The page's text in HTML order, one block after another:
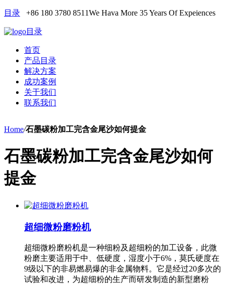
目录 +86 180 3780 8511We Hava More 35 Years Of Expeiences
目录
首页
产品目录
解决方案
成功案例
关于我们
联系我们
Home/石墨碳粉加工完含金尾沙如何提金
石墨碳粉加工完含金尾沙如何
提金
超细微粉磨粉机
超细微粉磨粉机是一种细粉及超细粉的加工设备，此微
粉磨主要适用于中、低硬度，湿度小于6%，莫氏硬度在
9级以下的非易燃易爆的非金属物料。它是经过20多次的
试验和改进，为超细粉的生产而研发制造的新型磨粉